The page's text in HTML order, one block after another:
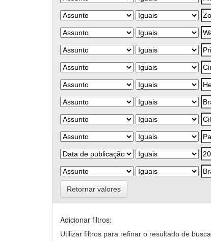
Retornar valores
Adicionar filtros:
Utilizar filtros para refinar o resultado de busca.